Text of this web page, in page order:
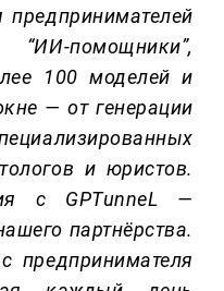
помощники”,
100 моделей и
— от генерации
и юристов.
с GPTunneL —
партнёрства.